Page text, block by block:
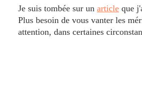
Je suis tombée sur un article que
Plus besoin de vous vanter les
attention, dans certaines